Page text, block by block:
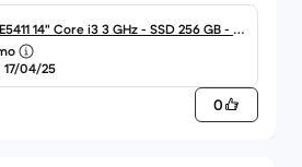
also in the purchased I
The sellers are always trying
to cheaper ones and that's
14" Core i3 3 GHz - SSD 256 GB - 16
17/04/25
0